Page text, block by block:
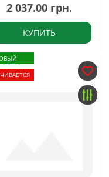
2 037.00 грн.
КУПИТЬ